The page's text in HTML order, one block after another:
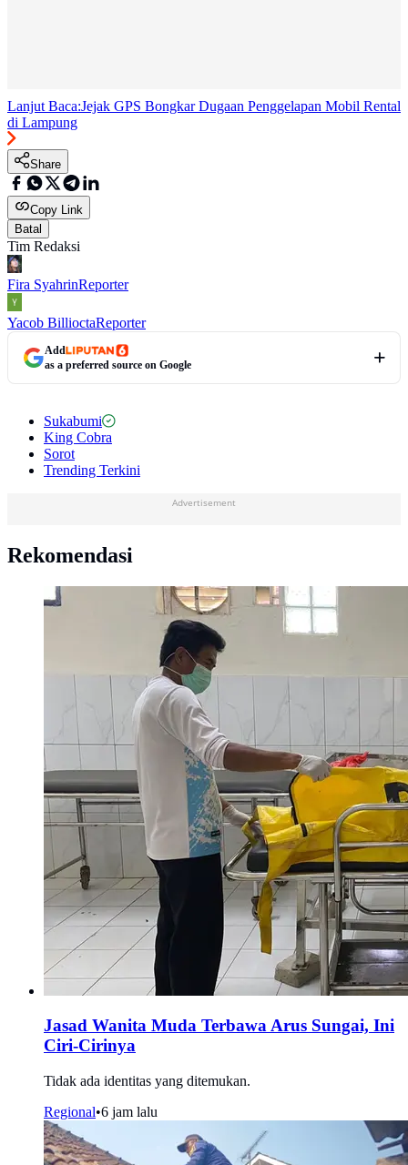
Lanjut Baca:Jejak GPS Bongkar Dugaan Penggelapan Mobil Rental
di Lampung
Share
Copy Link
Batal
Tim Redaksi
Fira SyahrinReporter
Yacob BillioctaReporter
Add
as a preferred source on Google
Sukabumi
King Cobra
Sorot
Trending Terkini
Advertisement
Rekomendasi
Jasad Wanita Muda Terbawa Arus Sungai, Ini
Ciri-Cirinya
Tidak ada identitas yang ditemukan.
Regional•6 jam lalu